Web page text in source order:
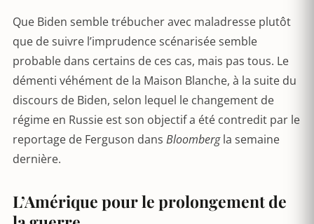
Que Biden semble trébucher avec maladresse plutôt
que de suivre l’imprudence scénarisée semble
probable dans certains de ces cas, mais pas tous. Le
démenti véhément de la Maison Blanche, à la suite du
discours de Biden, selon lequel le changement de
régime en Russie est son objectif a été contredit par le
reportage de Ferguson dans Bloombergla semaine
dernière.
L’Amérique pour le prolongement de